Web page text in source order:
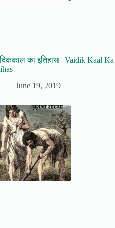
का इतिहास | Vaidik Kaal Ka
June 19, 2019